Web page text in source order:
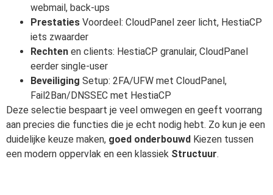
webmail, back-ups
Prestaties Voordeel: CloudPanel zeer licht, HestiaCP
iets zwaarder
Rechten en clients: HestiaCP granulair, CloudPanel
eerder single-user
Beveiliging Setup: 2FA/UFW met CloudPanel,
Fail2Ban/DNSSEC met HestiaCP
Deze selectie bespaart je veel omwegen en geeft voorrang
aan precies die functies die je echt nodig hebt. Zo kun je een
duidelijke keuze maken, goed onderbouwd Kiezen tussen
een modern oppervlak en een klassiek Structuur.